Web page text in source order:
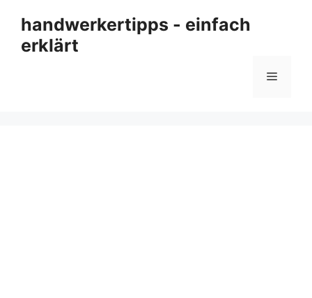
Inhalt
springen
handwerkertipps - einfach
erklärt
Menü